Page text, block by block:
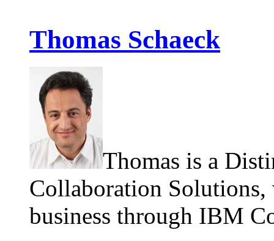
Thomas Schaeck
Thomas is a
Collaboration
business through IBM